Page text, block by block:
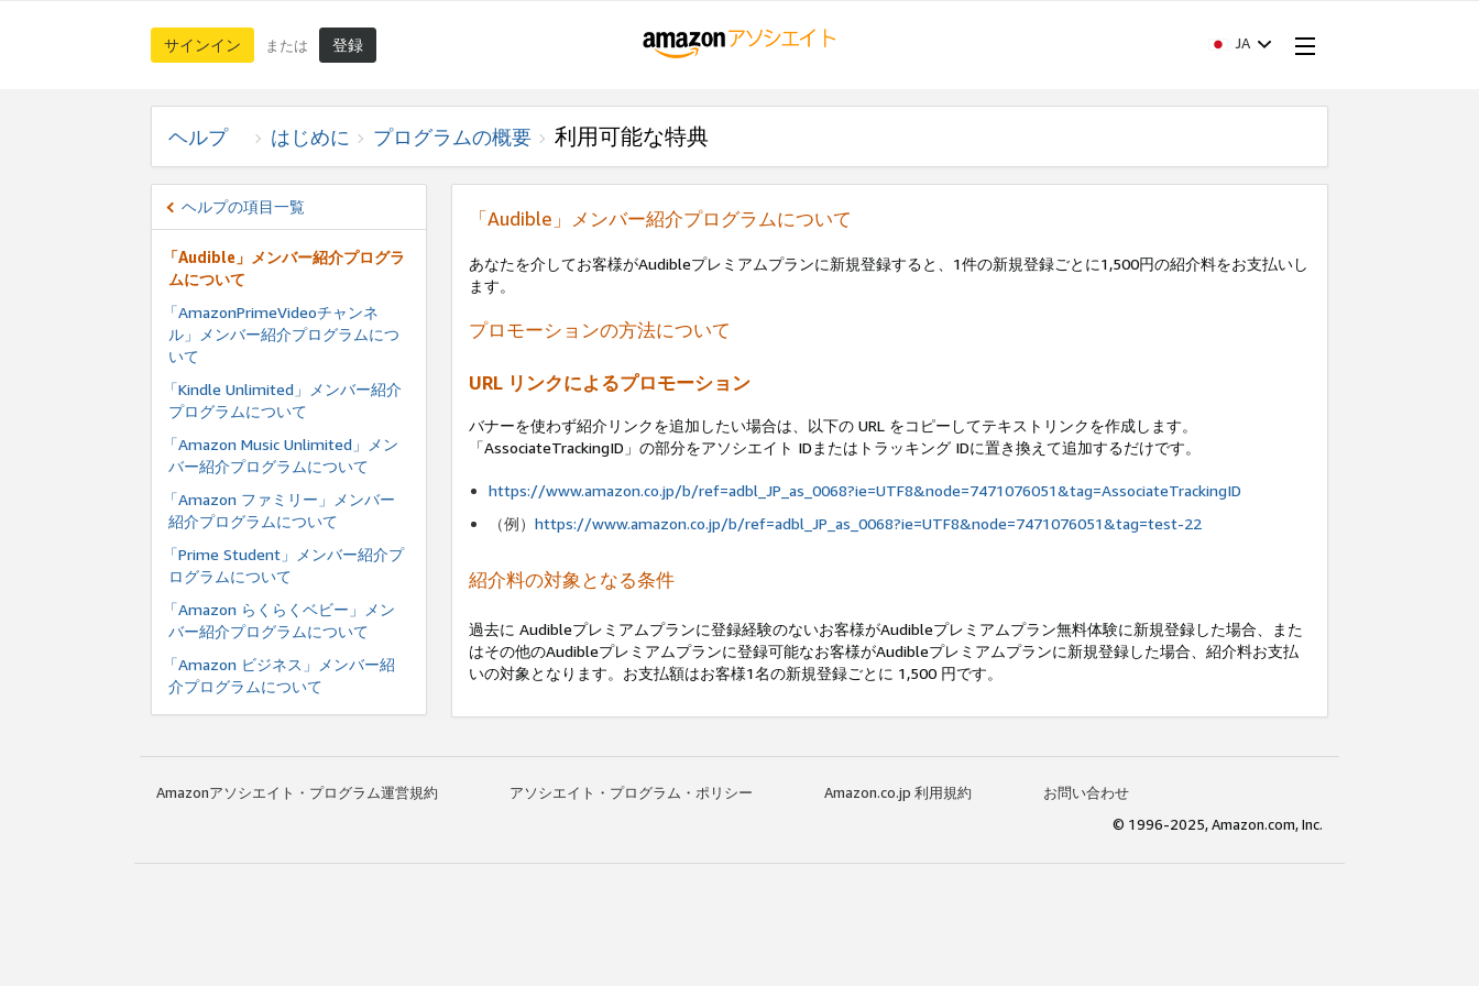
サインイン または 登録 JA
ヘルプ はじめに プログラムの概要 利用可能な特典
ヘルプの項目一覧
「Audible」メンバー紹介プログラ
ムについて
「AmazonPrimeVideoチャンネ
ル」メンバー紹介プログラムにつ
いて
「Kindle Unlimited」メンバー紹介
プログラムについて
「Amazon Music Unlimited」メン
バー紹介プログラムについて
「Amazon ファミリー」メンバー
紹介プログラムについて
「Prime Student」メンバー紹介プ
ログラムについて
「Amazon らくらくベビー」メン
バー紹介プログラムについて
「Amazon ビジネス」メンバー紹
介プログラムについて
「Audible」メンバー紹介プログラムについて
あなたを介してお客様がAudibleプレミアムプランに新規登録すると、1件の新規登録ごとに1,500円の紹介料をお支払いし
ます。
プロモーションの方法について
URL リンクによるプロモーション
バナーを使わず紹介リンクを追加したい場合は、以下の URL をコピーしてテキストリンクを作成します。
「AssociateTrackingID」の部分をアソシエイト IDまたはトラッキング IDに置き換えて追加するだけです。
https://www.amazon.co.jp/b/ref=adbl_JP_as_0068?ie=UTF8&node=7471076051&tag=AssociateTrackingID
（例）https://www.amazon.co.jp/b/ref=adbl_JP_as_0068?ie=UTF8&node=7471076051&tag=test-22
紹介料の対象となる条件
過去に Audibleプレミアムプランに登録経験のないお客様がAudibleプレミアムプラン無料体験に新規登録した場合、また
はその他のAudibleプレミアムプランに登録可能なお客様がAudibleプレミアムプランに新規登録した場合、紹介料お支払
いの対象となります。お支払額はお客様1名の新規登録ごとに 1,500 円です。
Amazonアソシエイト・プログラム運営規約 アソシエイト・プログラム・ポリシー Amazon.co.jp 利用規約
お問い合わせ
© 1996-2025, Amazon.com, Inc.